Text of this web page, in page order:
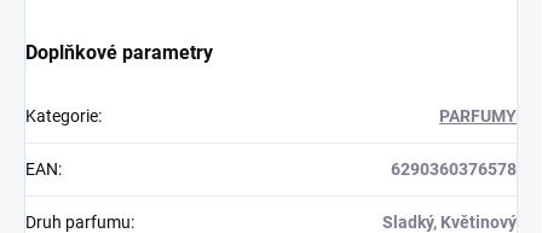
Doplňkové parametry
Kategorie: PARFUMY
EAN: 6290360376578
Druh parfumu: Sladký, Květinový